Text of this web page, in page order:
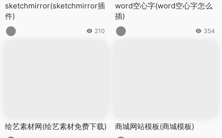
sketchmirror(sketchmirror插
件)
210
word空心字(word空心字怎么
插)
354
绘艺素材网(绘艺素材免费下载) 商城网站模板(商城模板)